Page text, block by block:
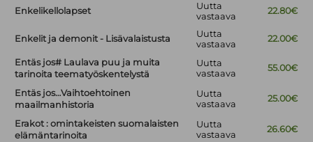
Enkelikellolapset
Uutta
vastaava
22.80€
Enkelit ja demonit - Lisävalaistusta
Uutta
vastaava
22.00€
Entäs jos# Laulava puu ja muita
tarinoita teematyöskentelystä
Uutta
vastaava
55.00€
Entäs jos…Vaihtoehtoinen
maailmanhistoria
Uutta
vastaava
25.00€
Erakot : omintakeisten suomalaisten
elämäntarinoita
Uutta
vastaava
26.60€